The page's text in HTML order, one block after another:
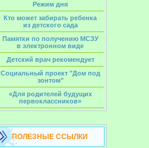
Режим дня
Кто может забирать ребенка
из детского сада
Памятки по получению МСЗУ
в электронном виде
Детский врач рекомендует
Социальный проект "Дом под
зонтом"
«Для родителей будущих
первоклассников»
ПОЛЕЗНЫЕ ССЫЛКИ